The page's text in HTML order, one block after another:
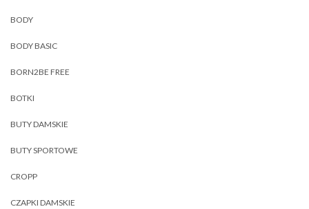
BODY
BODY BASIC
BORN2BE FREE
BOTKI
BUTY DAMSKIE
BUTY SPORTOWE
CROPP
CZAPKI DAMSKIE